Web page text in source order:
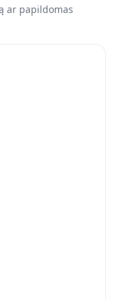
ar papildomas